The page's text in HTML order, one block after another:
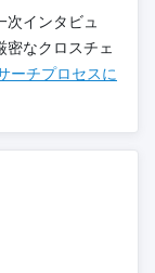
次インタビュ
密なクロスチェ
ーチプロセスに